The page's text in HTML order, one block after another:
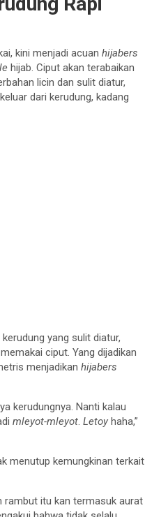
kini menjadi acuanhijabers
hijab. Ciput akan terabaikan
licin dan sulit diatur,
dari kerudung, kadang
yang sulit diatur,
ciput. Yang dijadikan
menjadikanhijabers
ya kerudungnya. Nanti kalau
mleyot-mleyot.Letoy haha,”
menutup kemungkinan terkait
rambut itu kan termasuk aurat